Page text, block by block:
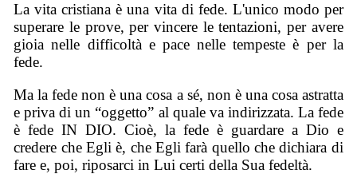
La vita cristiana è una vita di fede. L'unico modo per
superare le prove, per vincere le tentazioni, per avere
gioia nelle difficoltà e pace nelle tempeste è per la
fede.
Ma la fede non è una cosa a sé, non è una cosa astratta
e priva di un “oggetto” al quale va indirizzata. La fede
è fede IN DIO. Cioè, la fede è guardare a Dio e
credere che Egli è, che Egli farà quello che dichiara di
fare e, poi, riposarci in Lui certi della Sua fedeltà.